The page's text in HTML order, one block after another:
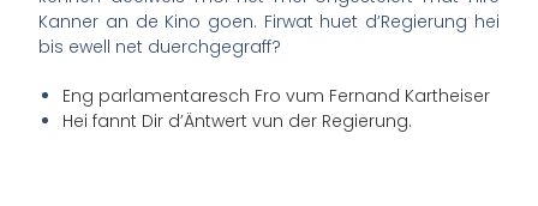
Kanner an de Kino goen. Firwat huet d’Regierung hei
bis ewell net duerchgegraff?
Eng parlamentaresch Fro vum Fernand Kartheiser
Hei fannt Dir d’Äntwert vun der Regierung.